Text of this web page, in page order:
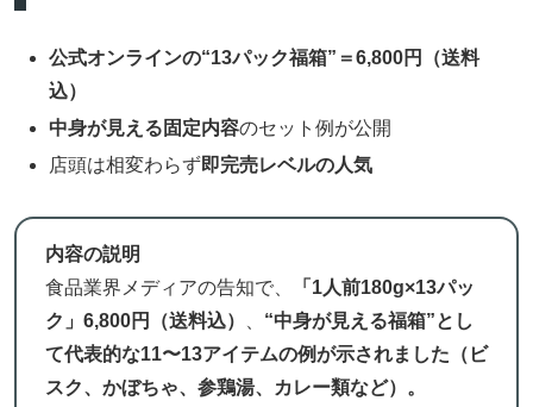
公式オンラインの“13パック福箱”＝6,800円（送料
込）
中身が見える固定内容のセット例が公開
店頭は相変わらず即完売レベルの人気
内容の説明
食品業界メディアの告知で、
「1人前180g×13パッ
ク」6,800円（送料込）
“中身が見える福箱”とし
て代表的な11〜13アイテムの例が示されました（ビ
スク、かぼちゃ、参鶏湯、カレー類など）。